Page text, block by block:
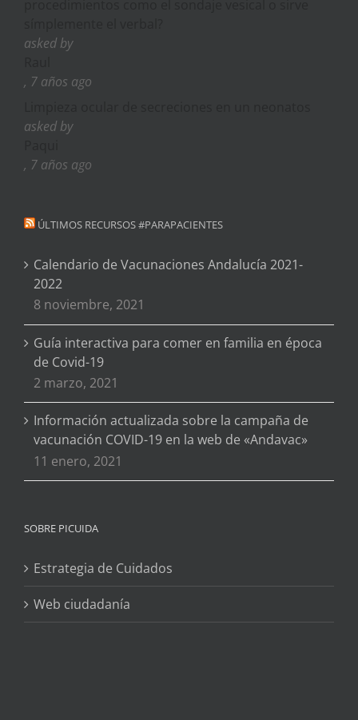
asked by
, 7 años ago
asked by
, 7 años ago
ÚLTIMOS RECURSOS #PARAPACIENTES
Calendario de Vacunaciones Andalucía 2021-
2022
8 noviembre, 2021
Guía interactiva para comer en familia en época
de Covid-19
2 marzo, 2021
Información actualizada sobre la campaña de
vacunación COVID-19 en la web de «Andavac»
11 enero, 2021
SOBRE PICUIDA
Estrategia de Cuidados
Web ciudadanía